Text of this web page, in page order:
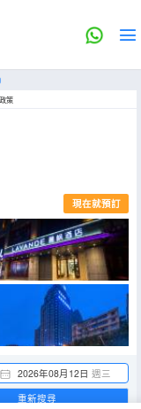
策
現在就預訂
2026年08月12日 週三
重新搜尋